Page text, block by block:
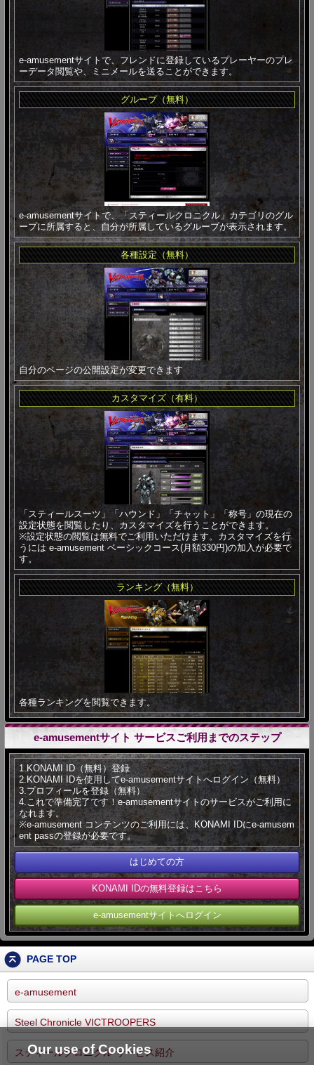
e-amusementサイトで、フレンドに登録しているプレーヤーのプレ
ーデータ閲覧や、ミニメールを送ることができます。
グループ（無料）
e-amusementサイトで、「スティールクロニクル」カテゴリのグル
ープに所属すると、自分が所属しているグループが表示されます。
各種設定（無料）
自分のページの公開設定が変更できます
カスタマイズ（有料）
「スティールスーツ」「ハウンド」「チャット」「称号」の現在の
設定状態を閲覧したり、カスタマイズを行うことができます。
※設定状態の閲覧は無料でご利用いただけます。カスタマイズを行
うには e-amusement ベーシックコース(月額330円)の加入が必要で
す。
ランキング（無料）
各種ランキングを閲覧できます。
e-amusementサイト サービスご利用までのステップ
1.KONAMI ID（無料）登録
2.KONAMI IDを使用してe-amusementサイトへログイン（無料）
3.プロフィールを登録（無料）
4.これで準備完了です！e-amusementサイトのサービスがご利用に
なれます。
※e-amusement コンテンツのご利用には、KONAMI IDにe-amusem
ent passの登録が必要です。
はじめての方
KONAMI IDの無料登録はこちら
e-amusementサイトへログイン
PAGE TOP
e-amusement
Steel Chronicle VICTROOPERS
スティールクロニクル サービス紹介
Our use of Cookies